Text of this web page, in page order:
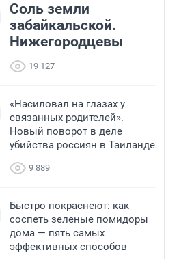
Соль земли
забайкальской.
Нижегородцевы
19 127
«Насиловал на глазах у
связанных родителей».
Новый поворот в деле
убийства россиян в Таиланде
9 889
Быстро покраснеют: как
соспеть зеленые помидоры
дома — пять самых
эффективных способов